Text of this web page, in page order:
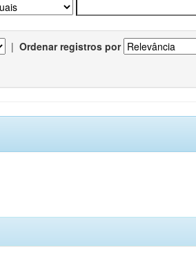
| Ordenar registros por